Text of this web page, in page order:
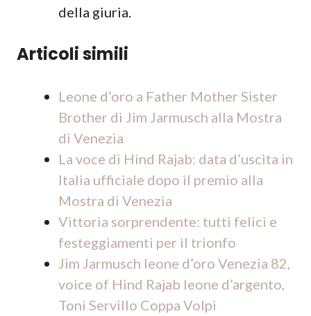
della giuria.
Articoli simili
Leone d’oro a Father Mother Sister
Brother di Jim Jarmusch alla Mostra
di Venezia
La voce di Hind Rajab: data d’uscita in
Italia ufficiale dopo il premio alla
Mostra di Venezia
Vittoria sorprendente: tutti felici e
festeggiamenti per il trionfo
Jim Jarmusch leone d’oro Venezia 82,
voice of Hind Rajab leone d’argento,
Toni Servillo Coppa Volpi